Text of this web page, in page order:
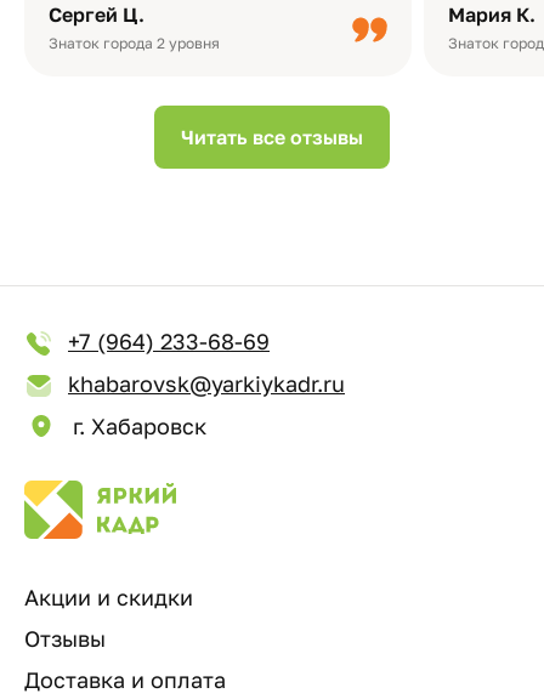
Сергей Ц.
Знаток города 2 уровня
Мария К.
Знаток
видео с
Читать все отзывы
+7 (964) 233-68-69
khabarovsk@yarkiykadr.ru
г. Хабаровск
Акции и скидки
Отзывы
Доставка и оплата